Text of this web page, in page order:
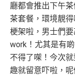
廳都會推出下午
茶套餐，環境靚
梗架啦，男士們
work！尤其是有
不得了㗎！今次
趣就留意吓啦，